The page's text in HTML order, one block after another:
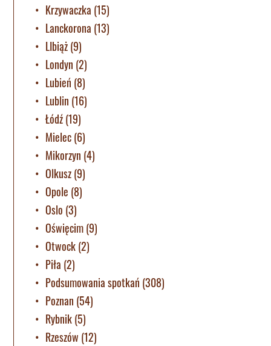
Krzywaczka (15)
Lanckorona (13)
LIbiąż(9)
Londyn (2)
Lubień (8)
Lublin (16)
Łódź(19)
Mielec(6)
Mikorzyn (4)
Olkusz(9)
Opole (8)
Oslo (3)
Oświęcim(9)
Otwock(2)
Piła (2)
Podsumowania spotkań (308)
Poznan (54)
Rybnik(5)
Rzeszów (12)